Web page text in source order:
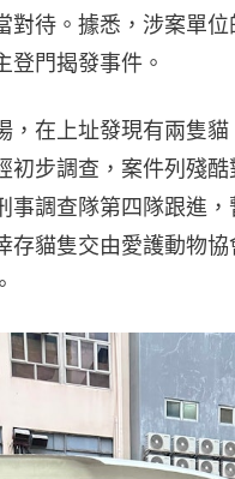
對待。據悉，涉案單
登門揭發事件。
，在上址發現有兩隻
初步調查，案件列殘酷
事調查隊第四隊跟進，
存貓隻交由愛護動物